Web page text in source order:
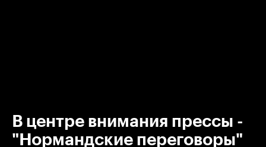
В центре внимания прессы -
"Нормандские переговоры"